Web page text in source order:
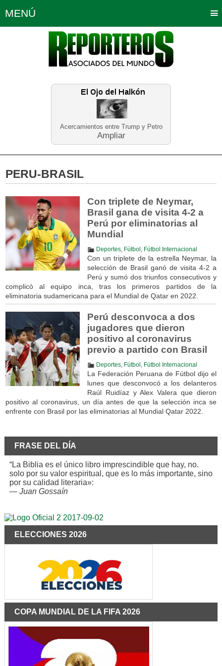
Acercamientos entre Trump y Petro
Ampliar
MENÚ
Política Opinión Bogotá
Planeta Tierra Deportes
Educación Neira
PERU-BRASIL
Con triplete de Neymar,
Brasil gana de visita 4-2 a
Perú por eliminatorias al
Mundial
Deportes, Fútbol Fútbol Internacional
Con un triplete de la estrella Neymar, la
selección de Brasil ganó de visita 4-2 a
Perú y sumó dos triunfos consecutivos y
complicó al equipo inca, tras los primeros partidos de la
eliminatoria sudamericana para el Mundial de Qatar en 2022.
Perú desconvoca a dos
jugadores que dieron
positivo al coronavirus
previo a partido con Brasil
Deportes, Fútbol Fútbol Internacional
La Federación Peruana de Fútbol dijo el
lunes que desconvocó a los delanteros
Raúl Ruidíaz y Alex Valera que dieron
positivo al coronavirus, un día antes de que la selección inca se
enfrente con Brasil por las eliminatorias al Mundial Qatar 2022.
FRASE DEL DÍA
“La Biblia es el único libro imprescindible que hay, no.
solo por su valor espiritual, que es lo más importante, sino
por su calidad literaria»:
— Juan Gossaín
ELECCIONES 2026
COPA MUNDIAL DE LA FIFA 2026